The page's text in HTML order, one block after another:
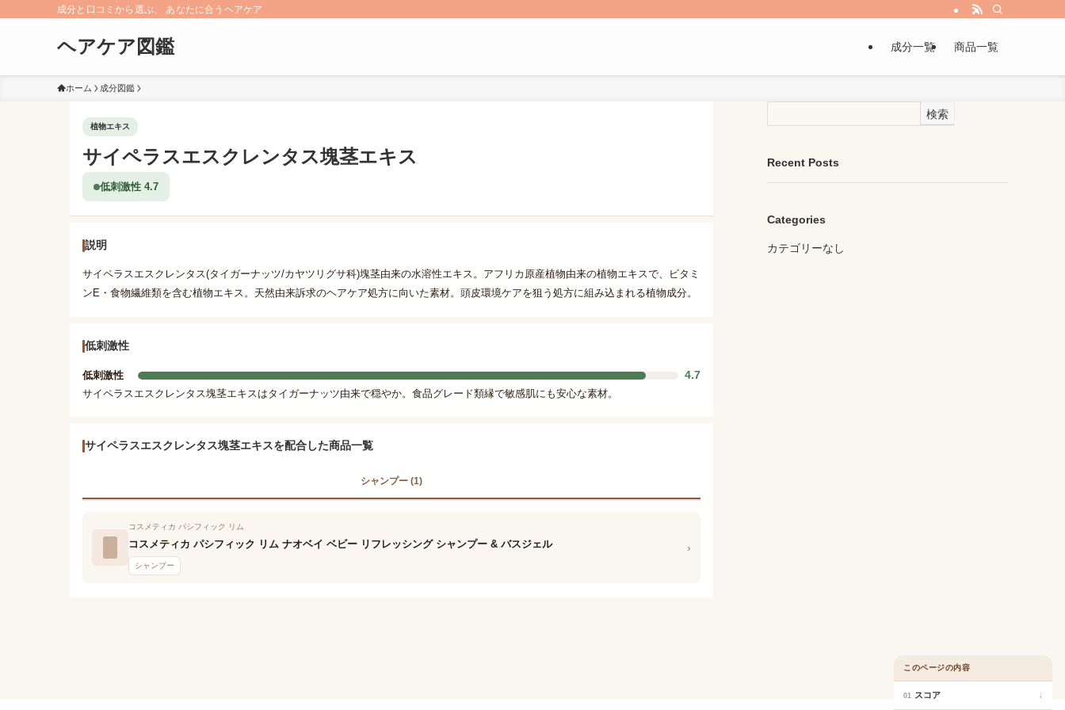
成分と口コミから選ぶ、 あなたに合うヘアケア
ヘアケア図鑑 成分一覧 商品一覧
ホーム 成分図鑑
植物エキス
サイペラスエスクレンタス塊茎エキス
低刺激性 4.7
説明
サイペラスエスクレンタス(タイガーナッツ/カヤツリグサ科)塊茎由来の水溶性エキス。アフリカ原産植物由来の植物エキスで、ビタミ
ンE・食物繊維類を含む植物エキス。天然由来訴求のヘアケア処方に向いた素材。頭皮環境ケアを狙う処方に組み込まれる植物成分。
低刺激性
低刺激性 4.7
サイペラスエスクレンタス塊茎エキスはタイガーナッツ由来で穏やか。食品グレード類縁で敏感肌にも安心な素材。
サイペラスエスクレンタス塊茎エキスを配合した商品一覧
シャンプー (1)
コスメティカ パシフィック リム
コスメティカ パシフィック リム ナオベイ ベビー リフレッシング シャンプー & バスジェル
シャンプー
›
検索
Recent Posts
Categories
カテゴリーなし
このページの内容
01 スコア ↓